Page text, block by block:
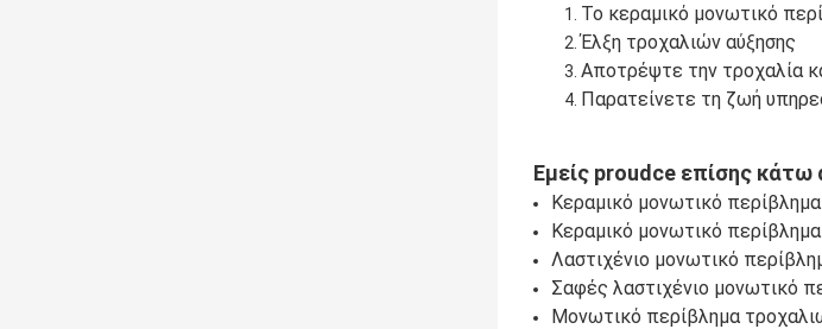
Το κεραμικό μονωτικό
Έλξη τροχαλιών αύξησης
Αποτρέψτε την τροχαλία
Παρατείνετε τη ζωή
Εμείς proudce επίσης
Κεραμικό μονωτικό
Κεραμικό μονωτικό
Λαστιχένιο μονωτικό
Σαφές λαστιχένιο μονωτικό
Μονωτικό περίβλημα